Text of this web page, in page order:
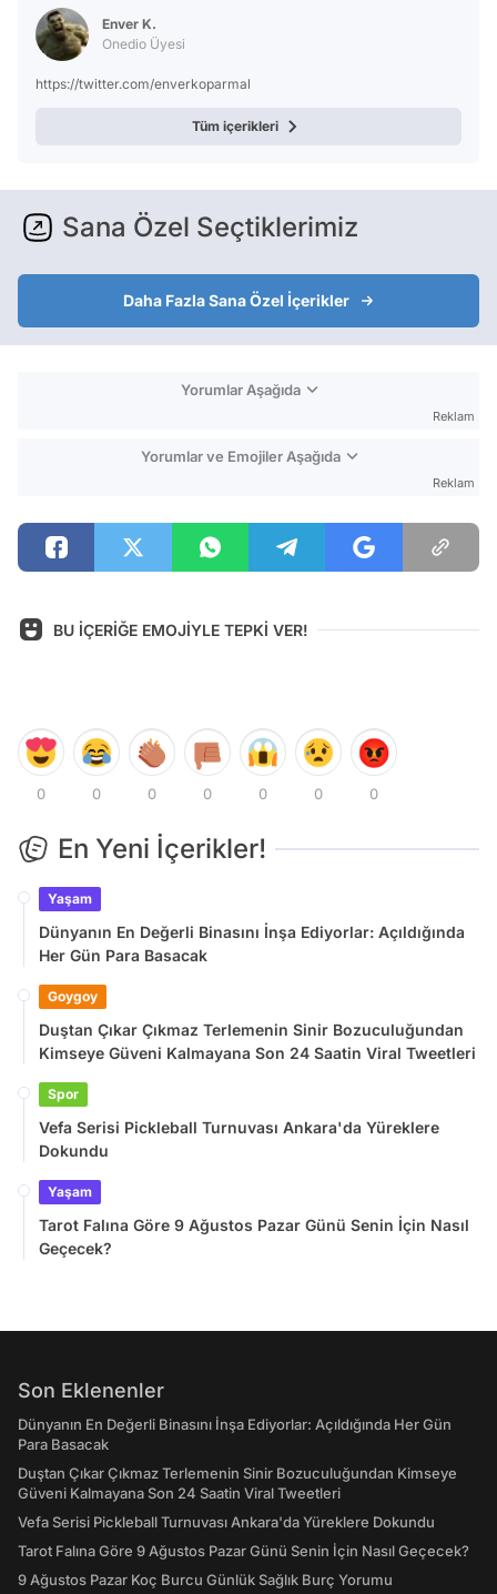
Enver K.
Onedio Üyesi
https://twitter.com/enverkoparmal
Tüm içerikleri
Sana Özel Seçtiklerimiz
Daha Fazla Sana Özel İçerikler
Yorumlar Aşağıda
Reklam
Yorumlar ve Emojiler Aşağıda
Reklam
BU İÇERİĞE EMOJİYLE TEPKİ VER!
0 0 0 0 0 0 0
En Yeni İçerikler!
Yaşam
Dünyanın En Değerli Binasını İnşa Ediyorlar: Açıldığında
Her Gün Para Basacak
Goygoy
Duştan Çıkar Çıkmaz Terlemenin Sinir Bozuculuğundan
Kimseye Güveni Kalmayana Son 24 Saatin Viral Tweetleri
Spor
Vefa Serisi Pickleball Turnuvası Ankara'da Yüreklere
Dokundu
Yaşam
Tarot Falına Göre 9 Ağustos Pazar Günü Senin İçin Nasıl
Geçecek?
Son Eklenenler
Dünyanın En Değerli Binasını İnşa Ediyorlar: Açıldığında Her Gün
Para Basacak
Duştan Çıkar Çıkmaz Terlemenin Sinir Bozuculuğundan Kimseye
Güveni Kalmayana Son 24 Saatin Viral Tweetleri
Vefa Serisi Pickleball Turnuvası Ankara'da Yüreklere Dokundu
Tarot Falına Göre 9 Ağustos Pazar Günü Senin İçin Nasıl Geçecek?
9 Ağustos Pazar Koç Burcu Günlük Sağlık Burç Yorumu